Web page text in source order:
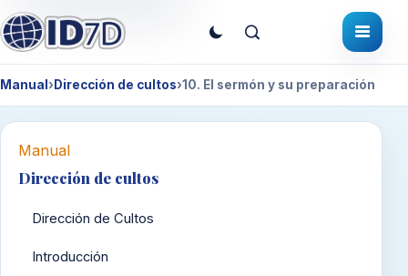
Manual › Dirección de cultos›10. El sermón y su preparación
Manual
Dirección de cultos
Dirección de Cultos
Introducción